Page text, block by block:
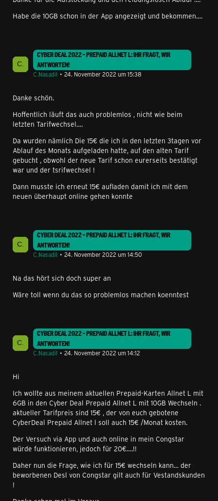
Habe die 10GB schon in der App angezeigt und bekommen….
CYBER DEAL 2022 - PREPAID ALLNET L: IHR FRAGT, WIR
ANTWORTEN!
C.Nasadil
24. November 2022 um 15:38
Danke schön.
Hoffentlich läuft das auch problemlos , nicht wie beim
letzten Tarifwechsel….
Da wurden nämlich Die 15€ die ich in den letzten 3tagen vor
Ablauf des Monats aufgeladen hatte, auf den alten Tarif
gebucht , obwohl der neue Tarif schon eurerseits bestätigt
war und der tsrifwechsel !
Dann musste ich erneut 15€ aufladen damit ich mit dem
neuen überhaupt online gehen konnte
CYBER DEAL 2022 - PREPAID ALLNET L: IHR FRAGT, WIR
ANTWORTEN!
C.Nasadil
24. November 2022 um 14:50
Na das hört sich doch super an
Wäre toll wenn du das so problemlos machen koenntest
CYBER DEAL 2022 - PREPAID ALLNET L: IHR FRAGT, WIR
ANTWORTEN!
C.Nasadil
24. November 2022 um 14:12
Hi
Ich wollte aus meinem aktuellen Prepaid-Karten Allnet L mit
6GB in den Cyber Deal Prepaid Allnet L mit 10GB Wechseln .
aktueller Tarifpreis sind 15€ , der von euch gebotene
CyberDeal Prepaid Allnet l soll auch 15€ /Monat kosten.
Der Versuch via App und auch online in mein Congstar
würde funktionieren, jedoch für 20€….!!
Daher nun die Frage, wie ich für 15€ wechseln kann… der
beworbenen Desl von Congstar gilt auch für Vestandskunden
!